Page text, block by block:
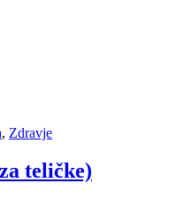
, Zdravje
teličke)